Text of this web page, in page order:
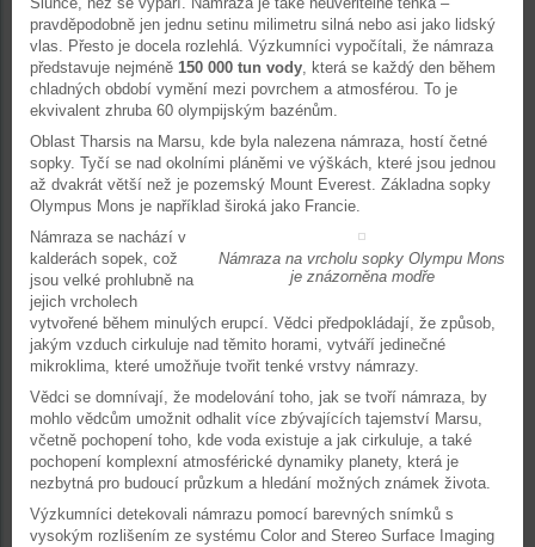
pravděpodobně jen jednu setinu milimetru silná nebo asi jako lidský
vlas. Přesto je docela rozlehlá. Výzkumníci vypočítali, že námraza
představuje nejméně 150 000 tun vody, která se každý den během
chladných období vymění mezi povrchem a atmosférou. To je
ekvivalent zhruba 60 olympijským bazénům.
Oblast Tharsis na Marsu, kde byla nalezena námraza, hostí četné
sopky. Tyčí se nad okolními pláněmi ve výškách, které jsou jednou
až dvakrát větší než je pozemský Mount Everest. Základna sopky
Olympus Mons je například široká jako Francie.
Námraza na vrcholu sopky Olympu Mons
je znázorněna modře
Námraza se nachází v
kalderách sopek, což
jsou velké prohlubně na
jejich vrcholech
vytvořené během minulých erupcí. Vědci předpokládají, že způsob,
jakým vzduch cirkuluje nad těmito horami, vytváří jedinečné
mikroklima, které umožňuje tvořit tenké vrstvy námrazy.
Vědci se domnívají, že modelování toho, jak se tvoří námraza, by
mohlo vědcům umožnit odhalit více zbývajících tajemství Marsu,
včetně pochopení toho, kde voda existuje a jak cirkuluje, a také
pochopení komplexní atmosférické dynamiky planety, která je
nezbytná pro budoucí průzkum a hledání možných známek života.
Výzkumníci detekovali námrazu pomocí barevných snímků s
vysokým rozlišením ze systému Color and Stereo Surface Imaging